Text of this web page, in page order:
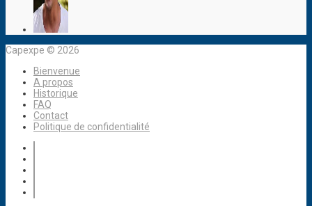
Capexpe © 2026
Bienvenue
A propos
Historique
FAQ
Contact
Politique de confidentialité